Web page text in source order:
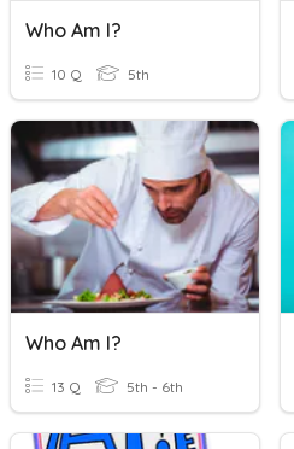
Who Am I?
10 Q 5th
Who Am I?
13 Q 5th - 6th